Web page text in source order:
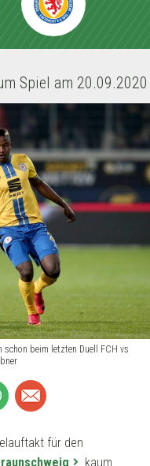
Spiel am 20.09.2020
schon beim letzten Duell FCH vs
für den
kaum